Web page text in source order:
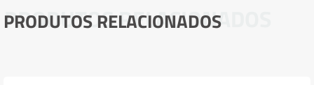
PRODUTOS RELACIONADOS
PRODUTOS RELACIONADOS